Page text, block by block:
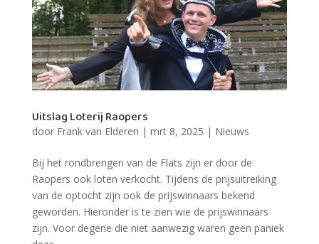
Uitslag Loterij Raopers
door Frank van Elderen | mrt 8, 2025 | Nieuws
Bij het rondbrengen van de Flats zijn er door de
Raopers ook loten verkocht. Tijdens de prijsuitreiking
van de optocht zijn ook de prijswinnaars bekend
geworden. Hieronder is te zien wie de prijswinnaars
zijn. Voor degene die niet aanwezig waren geen paniek